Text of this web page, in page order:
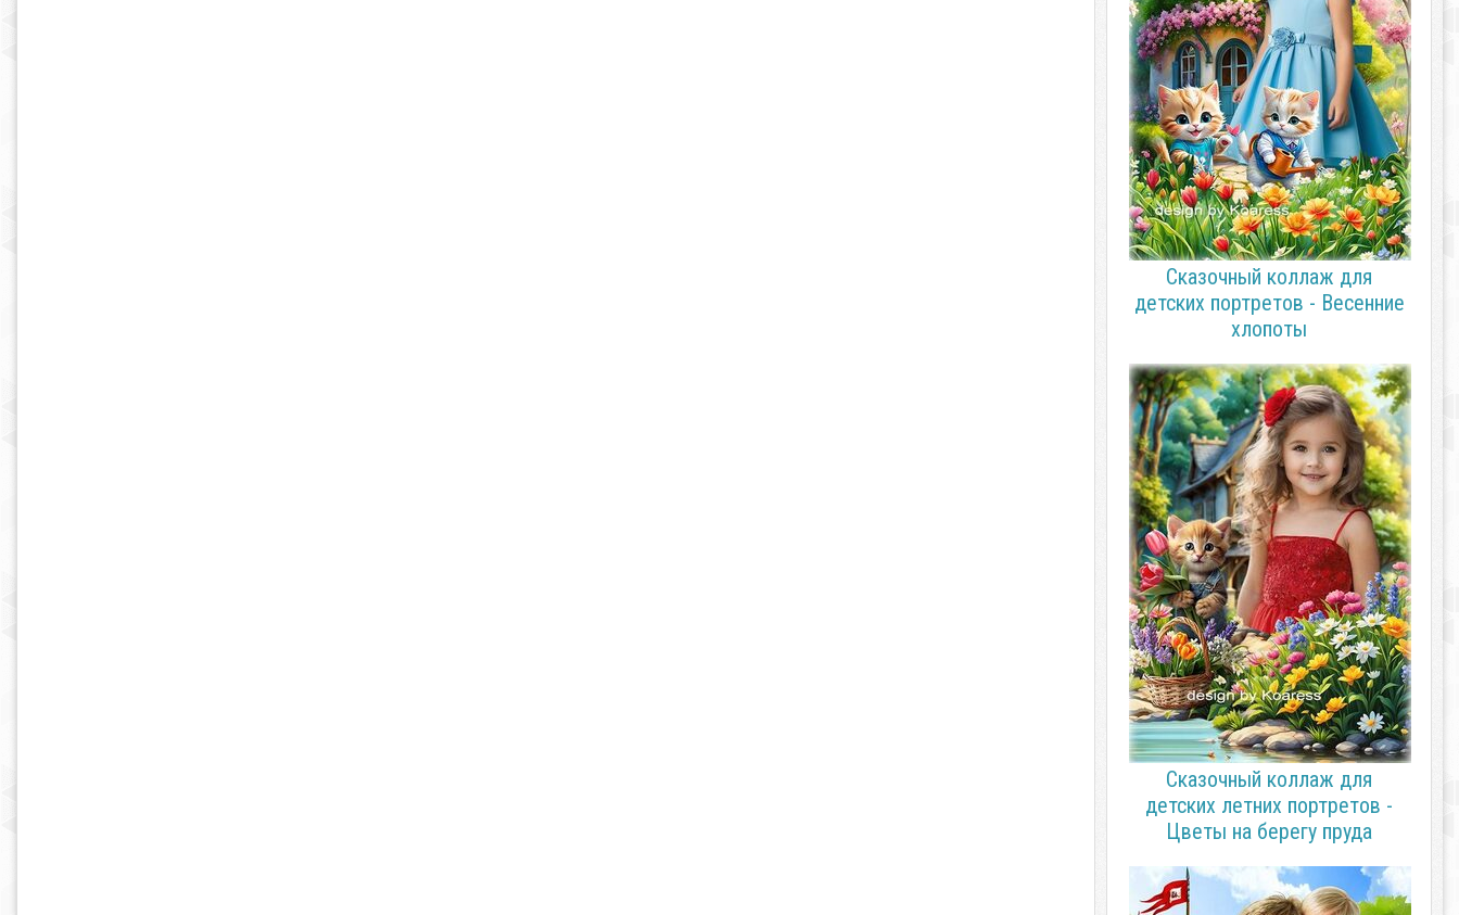
Сказочный коллаж для
детских портретов - Весенние
хлопоты
Сказочный коллаж для
детских летних портретов -
Цветы на берегу пруда